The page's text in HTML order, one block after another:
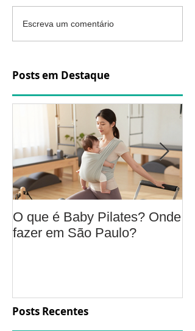
Escreva um comentário
Posts em Destaque
O que é Baby Pilates? Onde
fazer em São Paulo?
Posts Recentes